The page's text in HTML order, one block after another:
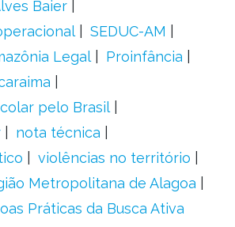
Baier
SEDUC-AM
Legal
Proinfância
pelo Brasil
nota técnica
violências no território
Metropolitana de Alagoa
Práticas da Busca Ativa